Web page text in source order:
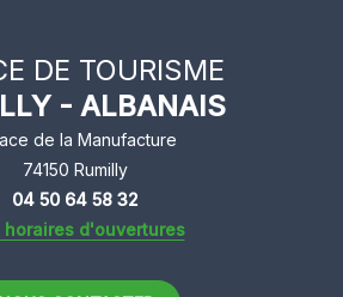
DE TOURISME
- ALBANAIS
de la Manufacture
74150 Rumilly
04 50 64 58 32
horaires d'ouvertures